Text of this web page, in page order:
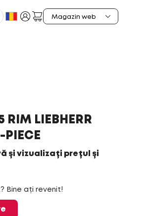
RIM LIEBHERR
PIECE
și vizualizați prețul și
Bine ați revenit!